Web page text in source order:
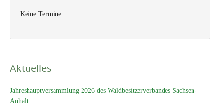
Keine Termine
Aktuelles
Jahreshauptversammlung 2026 des Waldbesitzerverbandes Sachsen-
Anhalt